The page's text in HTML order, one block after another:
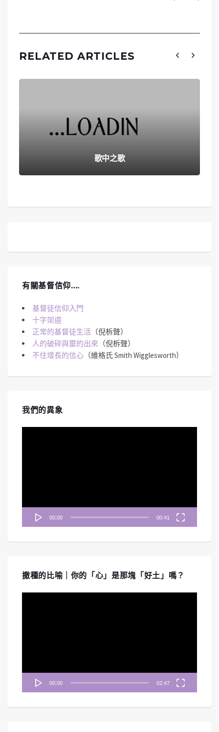
RELATED ARTICLES
歌中之歌
有關基督信仰….
基督徒信仰入門
十字架道
正常的基督徒生活 （倪柝聲）
人的破碎與靈的出來 （倪柝聲）
不住增長的信心 （維格氏 Smith Wigglesworth）
我們的異象
00:00 00:41
撒種的比喻｜你的「心」是那塊「好土」嗎？
00:00 02:47